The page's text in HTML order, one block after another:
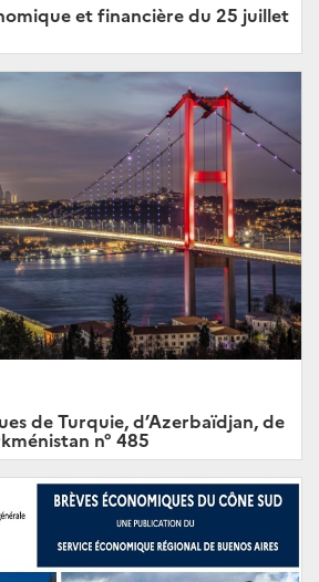
et financière du 25 juillet
de Turquie, d’Azerbaïdjan, de
n° 485